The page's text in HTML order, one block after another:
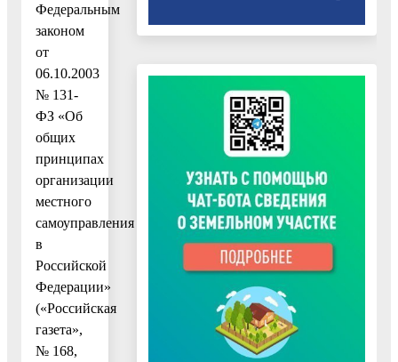
Федеральным
законом
от
06.10.2003
№ 131-
ФЗ «Об
общих
принципах
организации
местного
самоуправления
в
Российской
Федерации»
(«Российская
газета»,
№ 168,